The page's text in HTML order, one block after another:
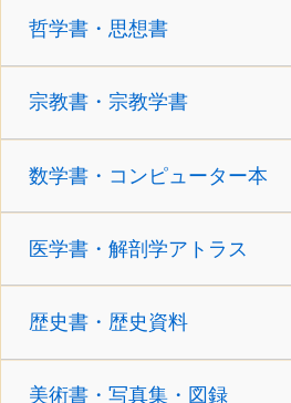
哲学書・思想書
宗教書・宗教学書
数学書・コンピューター本
医学書・解剖学アトラス
歴史書・歴史資料
美術書・写真集・図録